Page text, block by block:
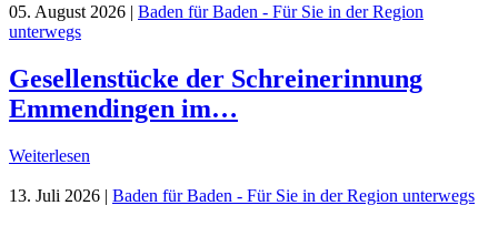
05. August 2026 | Baden für Baden - Für Sie in der Region
unterwegs
Gesellenstücke der Schreinerinnung
Emmendingen im…
Weiterlesen
13. Juli 2026 | Baden für Baden - Für Sie in der Region unterwegs